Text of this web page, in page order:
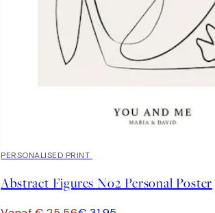
20%*
PERSONALISED PRINT
Abstract Figures No2 Personal Poster